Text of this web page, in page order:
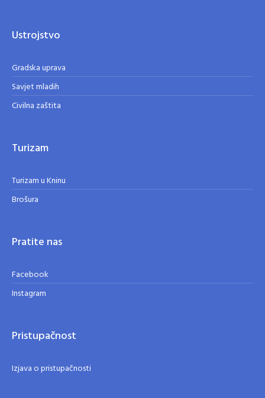
Ustrojstvo
Gradska uprava
Savjet mladih
Civilna zaštita
Turizam
Turizam u Kninu
Brošura
Pratite nas
Facebook
Instagram
Pristupačnost
Izjava o pristupačnosti